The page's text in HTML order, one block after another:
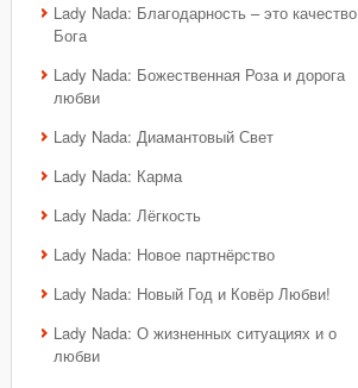
Lady Nada: Благодарность – это качество
Бога
Lady Nada: Божественная Роза и дорога
любви
Lady Nada: Диамантовый Свет
Lady Nada: Карма
Lady Nada: Лёгкость
Lady Nada: Новое партнёрство
Lady Nada: Новый Год и Ковёр Любви!
Lady Nada: О жизненных ситуациях и о
любви